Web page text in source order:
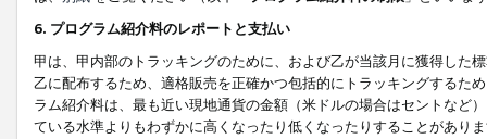
6. プログラム紹介料のレポートと支払い
甲は、甲内部のトラッキングのために、および乙が当該月に獲得した
乙に配布するため、適格販売を正確かつ包括的にトラッキングするた
ラム紹介料は、最も近い現地通貨の金額（米ドルの場合はセントなど
ている水準よりもわずかに高くなったり低くなったりすることがあり